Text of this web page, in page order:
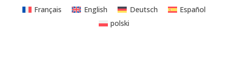
Français
English Deutsch
Español
polski